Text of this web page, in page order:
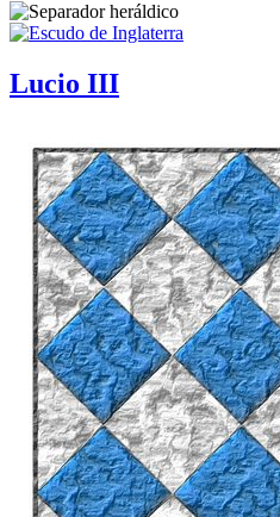
Lucio III